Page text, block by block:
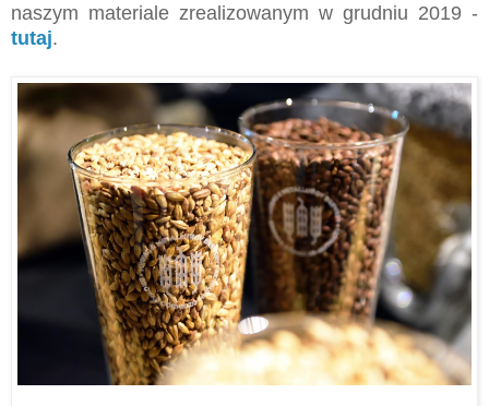
naszym materiale zrealizowanym w grudniu 2019 -
tutaj.